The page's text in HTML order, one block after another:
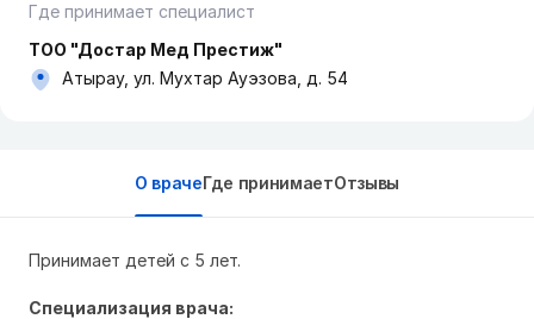
Где принимает специалист
ТОО "Достар Мед Престиж"
Атырау, ул. Мухтар Ауэзова, д. 54
О врачеГде принимаетОтзывы
Принимает детей с 5 лет.
Специализация врача: